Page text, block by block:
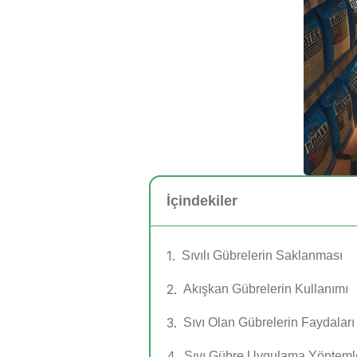
İçindekiler
Sıvılı Gübrelerin Saklanması
Akışkan Gübrelerin Kullanımı
Sıvı Olan Gübrelerin Faydaları